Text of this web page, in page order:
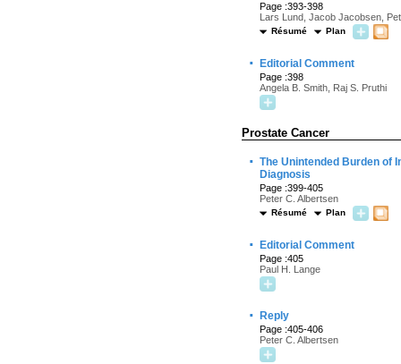
Page :393-398
Lars Lund, Jacob Jacobsen,
Résumé Plan
· Editorial Comment
Page :398
Angela B. Smith, Raj S. Pruthi
Prostate Cancer
· The Unintended Burden of
Diagnosis
Page :399-405
Peter C. Albertsen
Résumé Plan
· Editorial Comment
Page :405
Paul H. Lange
· Reply
Page :405-406
Peter C. Albertsen